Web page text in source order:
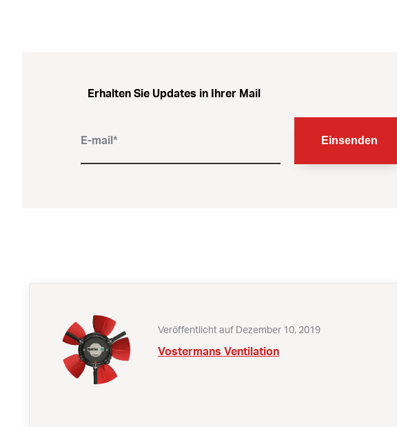
Erhalten Sie Updates in Ihrer Mail
Veröffentlicht auf Dezember 10, 2019
Vostermans Ventilation